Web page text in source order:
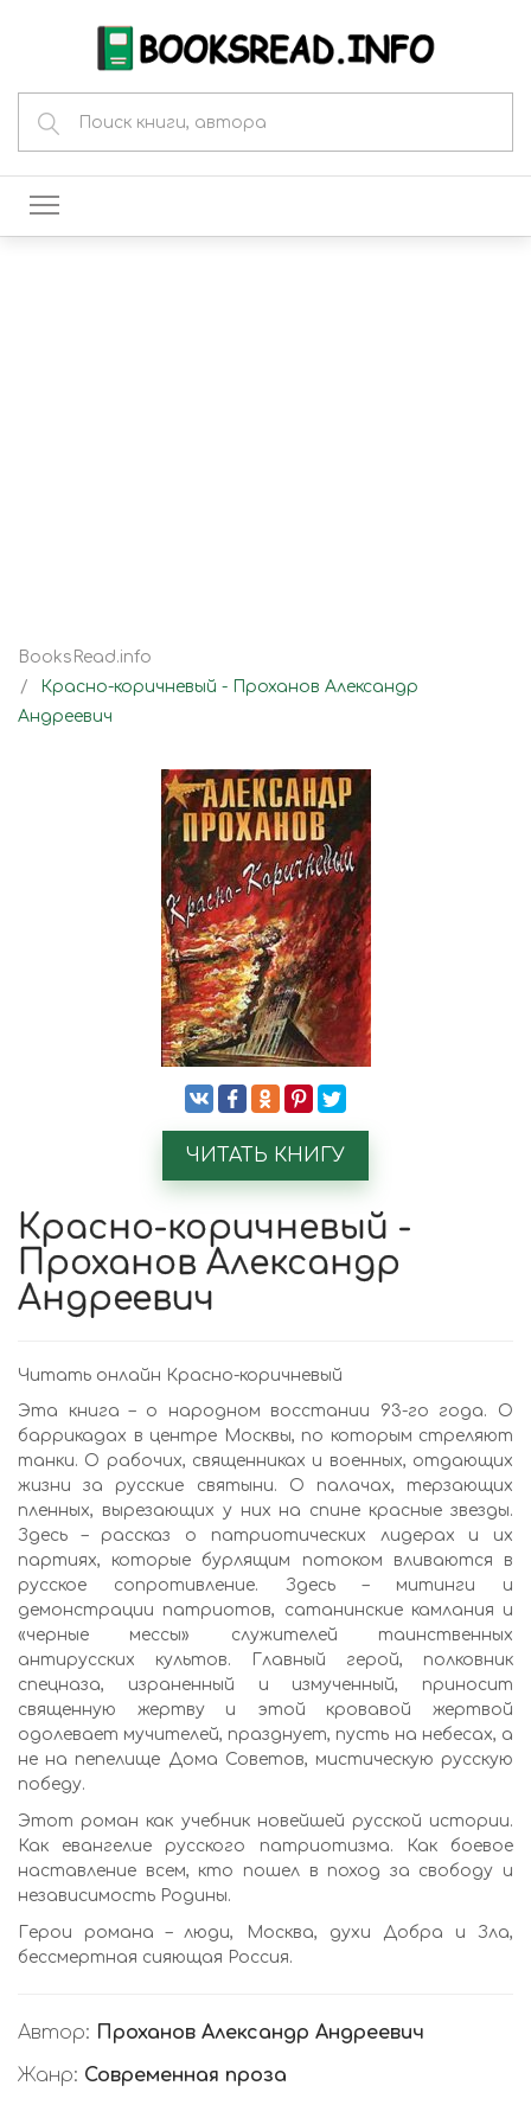
BooksRead.info
Красно-коричневый - Проханов Александр
Андреевич
ЧИТАТЬ КНИГУ
Красно-коричневый -
Проханов Александр
Андреевич
Читать онлайн Красно-коричневый
Эта книга – о народном восстании 93-го года. О
баррикадах в центре Москвы, по которым стреляют
танки. О рабочих, священниках и военных, отдающих
жизни за русские святыни. О палачах, терзающих
пленных, вырезающих у них на спине красные звезды.
Здесь – рассказ о патриотических лидерах и их
партиях, которые бурлящим потоком вливаются в
русское сопротивление. Здесь – митинги и
демонстрации патриотов, сатанинские камлания и
«черные мессы» служителей таинственных
антирусских культов. Главный герой, полковник
спецназа, израненный и измученный, приносит
священную жертву и этой кровавой жертвой
одолевает мучителей, празднует, пусть на небесах, а
не на пепелище Дома Советов, мистическую русскую
победу.
Этот роман как учебник новейшей русской истории.
Как евангелие русского патриотизма. Как боевое
наставление всем, кто пошел в поход за свободу и
независимость Родины.
Герои романа – люди, Москва, духи Добра и Зла,
бессмертная сияющая Россия.
Автор: Проханов Александр Андреевич
Жанр: Современная проза